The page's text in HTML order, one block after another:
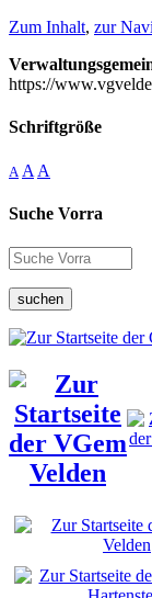
Zum Inhalt, zur
https://
Schriftgröße
A A A
Suche Vorra
suchen